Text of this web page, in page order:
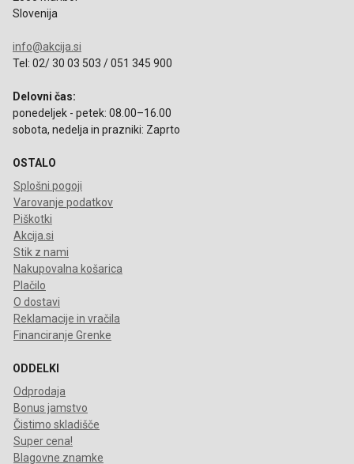
Slovenija
info@akcija.si
Tel: 02/ 30 03 503 / 051 345 900
Delovni čas:
ponedeljek - petek: 08.00–16.00
sobota, nedelja in prazniki: Zaprto
OSTALO
Splošni pogoji
Varovanje podatkov
Piškotki
Akcija.si
Stik z nami
Nakupovalna košarica
Plačilo
O dostavi
Reklamacije in vračila
Financiranje Grenke
ODDELKI
Odprodaja
Bonus jamstvo
Čistimo skladišče
Super cena!
Blagovne znamke